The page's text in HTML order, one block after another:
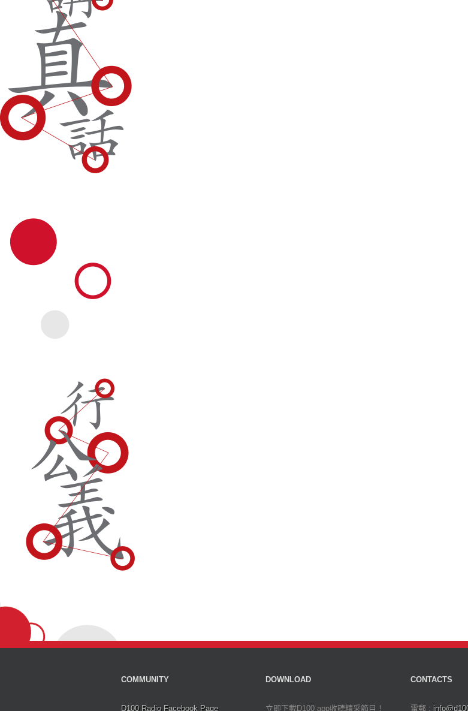
COMMUNITY
D100 Radio Facebook Page
DOWNLOAD
立即下載D100 app收聽精采節目！
CONTACTS
電郵 :